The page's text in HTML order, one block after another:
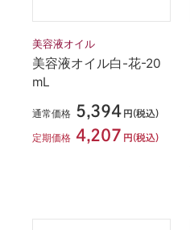
美容液オイル
美容液オイル白-花-20
mL
通常価格 5,394 円(税込)
定期価格 4,207 円(税込)